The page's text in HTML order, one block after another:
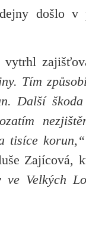
došlo v
vytrhl
Tím
Další
tisíce korun,“
Zajícová,
ve Velkých